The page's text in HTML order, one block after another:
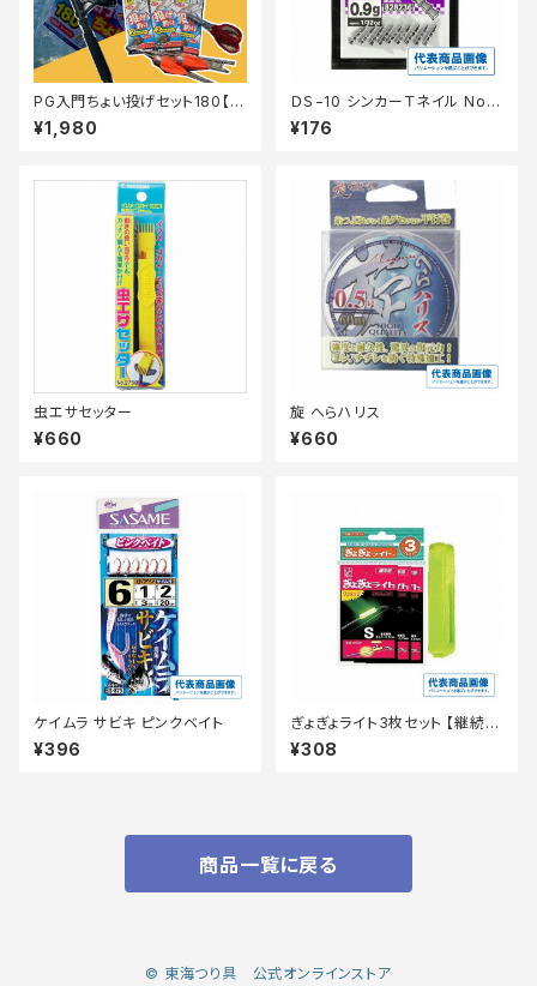
PG入門ちょい投げセット180【T
オリ】
¥1,980
ＤＳ−10 シンカーＴネイル No
0．6ｇ
¥176
虫エサセッター
¥660
旋 へらハリス
¥660
ケイムラ サビキ ピンクベイト
¥396
ぎょぎょライト3枚セット 【継続セ
ール_装備】
¥308
商品一覧に戻る
© 東海つり具 公式オンラインストア